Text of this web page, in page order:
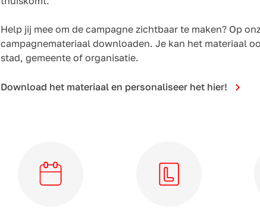
Help jij mee om de campagne zichtbaar te maken? Op
campagnemateriaal downloaden. Je kan het materiaal
stad, gemeente of organisatie.
Download het materiaal en personaliseer het hier!